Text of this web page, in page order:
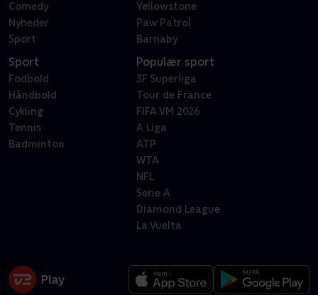
Comedy
Nyheder
Sport
Yellowstone
Paw Patrol
Barnaby
Sport
Fodbold
Håndbold
Cykling
Tennis
Badminton
Populær sport
3F Superliga
Tour de France
FIFA VM 2026
A Liga
ATP
WTA
NFL
Serie A
Diamond League
La Vuelta